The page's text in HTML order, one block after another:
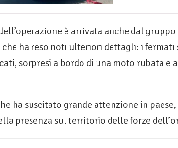
è arrivata anche dal
che ha reso noti ulteriori dettagli: i fermati
sorpresi a bordo di una moto rubata e
ha suscitato grande attenzione in
presenza sul territorio delle forze